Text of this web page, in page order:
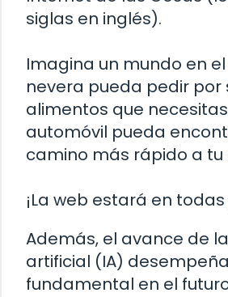
siglas en inglés).
Imagina un mundo en
nevera pueda pedir por
alimentos que
automóvil pueda
camino más rápido a tu
¡La web estará en
Además, el avance de
artificial (IA)
fundamental en el